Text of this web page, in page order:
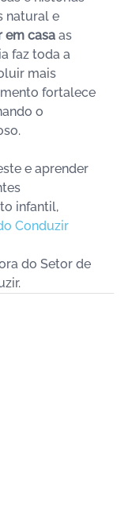
natural e
em casa as
faz toda a
mais
fortalece
o
e aprender
infantil,
Conduzir
do Setor de